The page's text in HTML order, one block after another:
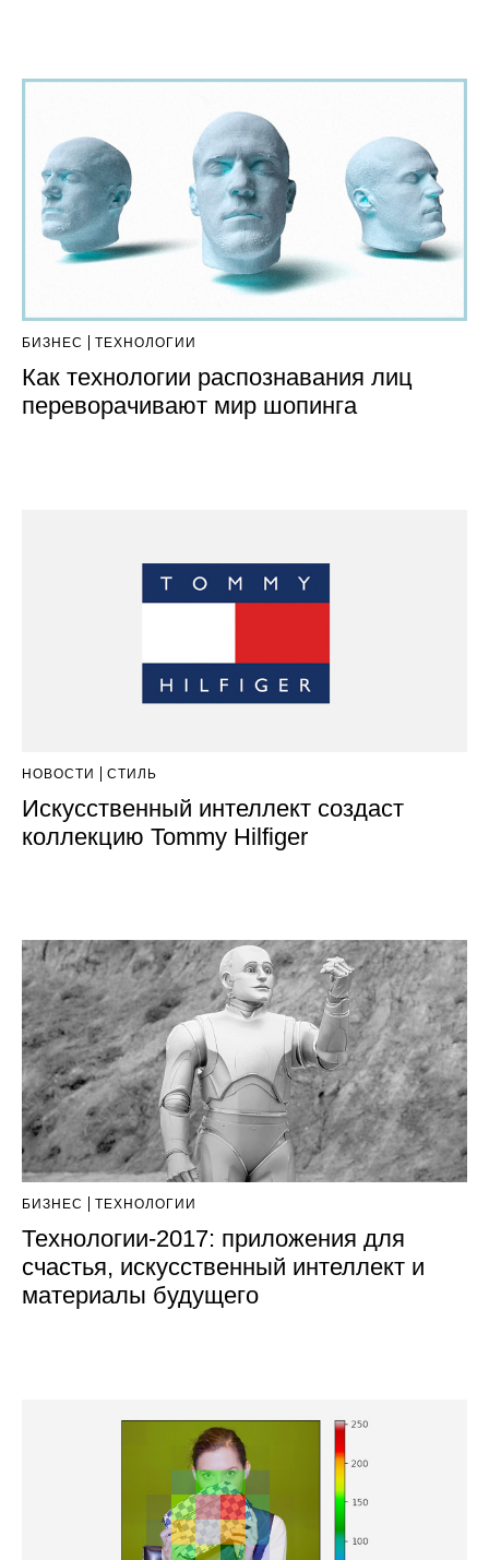
БИЗНЕС ТЕХНОЛОГИИ
Как технологии распознавания лиц
переворачивают мир шопинга
НОВОСТИ СТИЛЬ
Искусственный интеллект создаст
коллекцию Tommy Hilfiger
БИЗНЕС ТЕХНОЛОГИИ
Технологии-2017: приложения для
счастья, искусственный интеллект и
материалы будущего